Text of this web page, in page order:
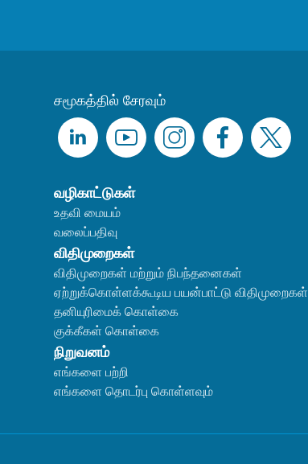
சமூகத்தில் சேரவும்
வழிகாட்டுகள்
உதவி மையம்
வலைப்பதிவு
விதிமுறைகள்
விதிமுறைகள் மற்றும் நிபந்தனைகள்
ஏற்றுக்கொள்ளக்கூடிய பயன்பாட்டு விதிமுறைகள்
தனியுரிமைக் கொள்கை
குக்கீகள் கொள்கை
நிறுவனம்
எங்களை பற்றி
எங்களை தொடர்பு கொள்ளவும்